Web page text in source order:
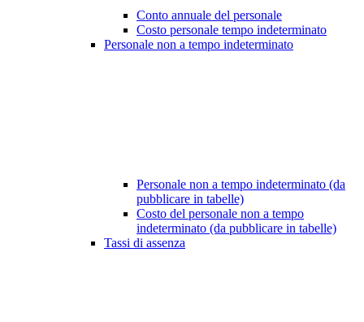
Conto annuale del personale
Costo personale tempo indeterminato
Personale non a tempo indeterminato
Personale non a tempo indeterminato (da
pubblicare in tabelle)
Costo del personale non a tempo
indeterminato (da pubblicare in tabelle)
Tassi di assenza